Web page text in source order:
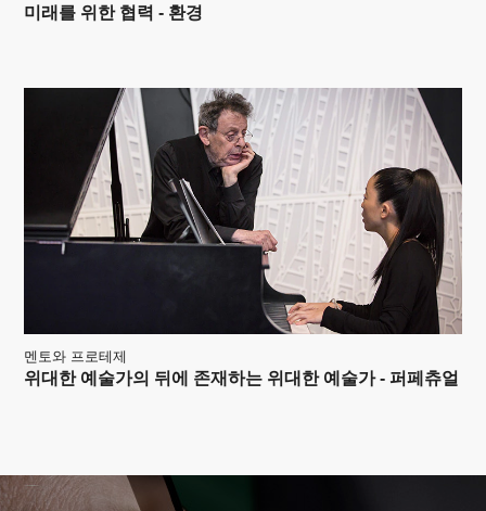
미래를 위한 협력 - 환경
멘토와 프로테제
위대한 예술가의 뒤에 존재하는 위대한 예술가 - 퍼페츄얼